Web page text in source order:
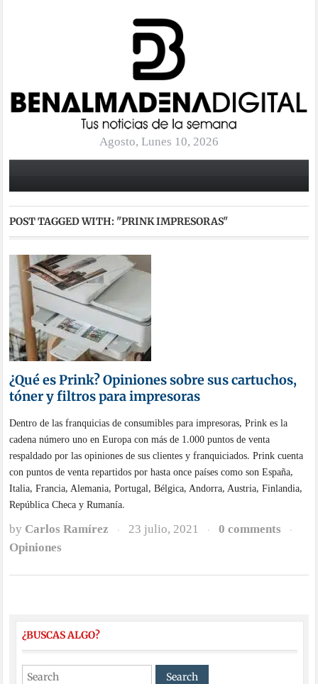
Agosto, Lunes 10, 2026
POST TAGGED WITH: "PRINK IMPRESORAS"
¿Qué es Prink? Opiniones sobre sus cartuchos,
tóner y filtros para impresoras
Dentro de las franquicias de consumibles para impresoras, Prink es la
cadena número uno en Europa con más de 1.000 puntos de venta
respaldado por las opiniones de sus clientes y franquiciados. Prink cuenta
con puntos de venta repartidos por hasta once países como son España,
Italia, Francia, Alemania, Portugal, Bélgica, Andorra, Austria, Finlandia,
República Checa y Rumanía.
by Carlos Ramírez · 23 julio, 2021 · 0 comments ·
Opiniones
¿BUSCAS ALGO?